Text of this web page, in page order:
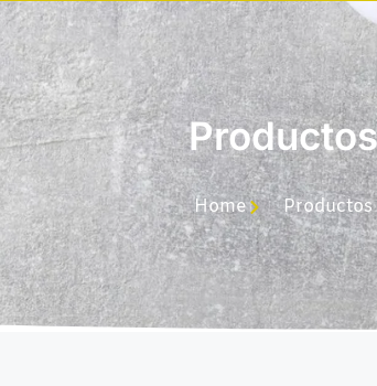
Productos
Home Productos